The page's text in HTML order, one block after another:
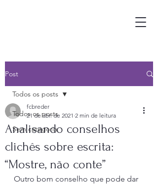
Post
Todos os posts
Sem categoria
Todos os posts
Analisando conselhos
clichês sobre escrita:
“Mostre, não conte”
fcbreder
21 de abr. de 2021 2 min de leitura
Outro bom conselho que pode dar